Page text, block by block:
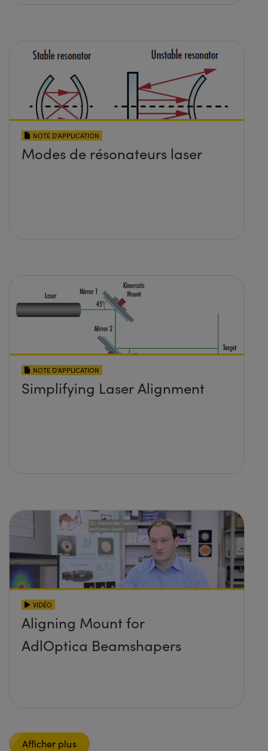
NOTE D’APPLICATION
Modes de résonateurs laser
NOTE D’APPLICATION
Simplifying Laser Alignment
VIDÉO
Aligning Mount for
AdlOptica Beamshapers
Afficher plus